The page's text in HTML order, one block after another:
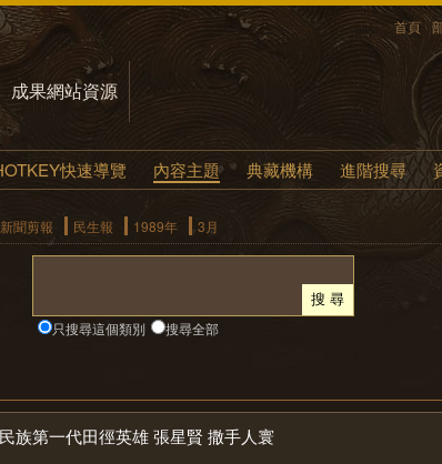
首頁
成果網站資源
快速導覽 內容主題 典藏機構 進階搜尋
聞剪報 民生報 1989年 3月
只搜尋這個類別 搜尋全部
族第一代田徑英雄 張星賢 撒手人寰